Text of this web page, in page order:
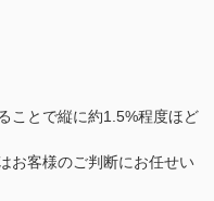
ことで縦に約1.5%程度ほど
お客様のご判断にお任せい